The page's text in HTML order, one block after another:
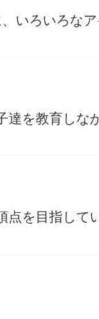
いろいろな
達を教育しな
点を目指して